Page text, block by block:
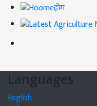
होम
Languages
English